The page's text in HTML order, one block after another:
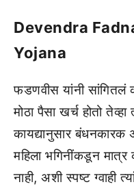
Devendra
Yojana
फडणवीस यांनी सांगितलं
मोठा पैसा खर्च होतो
कायद्यानुसार
महिला भगिनींकडून मात्र
नाही, अशी स्पष्ट ग्वाही